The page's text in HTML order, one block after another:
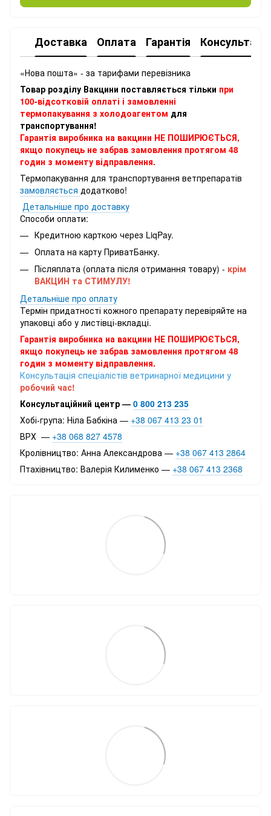
Доставка Оплата Гарантія Консультація
«Нова пошта» - за тарифами перевізника
Товар розділу Вакцини поставляється тільки при
100-відсотковій оплаті і замовленні
термопакування з холодоагентом для
транспортування!
Гарантія виробника на вакцини НЕ ПОШИРЮЄТЬСЯ,
якщо покупець не забрав замовлення протягом 48
годин з моменту відправлення.
Термопакування для транспортування ветпрепаратів
замовляється додатково!
Детальніше про доставку
Способи оплати:
Кредитною карткою через LiqPay.
Оплата на карту ПриватБанку.
Післяплата (оплата після отримання товару) - крім
ВАКЦИН та СТИМУЛУ!
Детальніше про оплату
Термін придатності кожного препарату перевіряйте на
упаковці або у листівці-вкладці.
Гарантія виробника на вакцини НЕ ПОШИРЮЄТЬСЯ,
якщо покупець не забрав замовлення протягом 48
годин з моменту відправлення.
Консультація спеціалістів ветринарної медицини у
робочий час!
Консультаційний центр — 0 800 213 235
Хобі-група: Ніла Бабкіна — +38 067 413 23 01
ВРХ — +38 068 827 4578
Кролівництво: Анна Александрова — +38 067 413 2864
Птахівництво: Валерія Килименко — +38 067 413 2368